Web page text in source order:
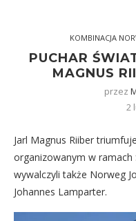
KOMBINACJA
PUCHAR
MAGNUS
przez
2
Jarl Magnus Riiber
organizowanym w ramach
wywalczyli także Norweg
Johannes Lamparter.